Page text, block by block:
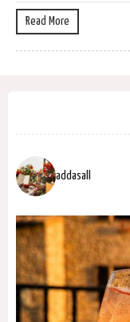
Read More
addasall